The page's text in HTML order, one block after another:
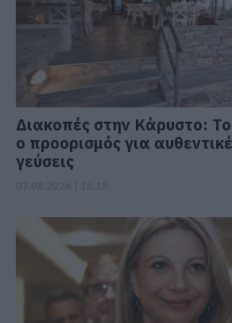
Διακοπές στην Κάρυστο: Το
ο προορισμός για
γεύσεις